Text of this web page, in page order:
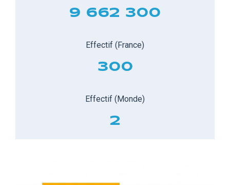
9 662 300
Effectif (France)
300
Effectif (Monde)
2